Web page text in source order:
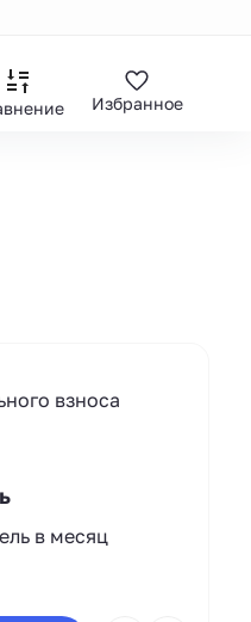
Избранное
взноса
в месяц